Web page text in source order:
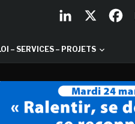
– SERVICES – PROJETS